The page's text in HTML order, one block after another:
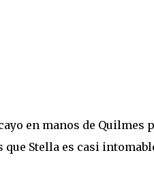
en manos de Quilmes
Stella es casi